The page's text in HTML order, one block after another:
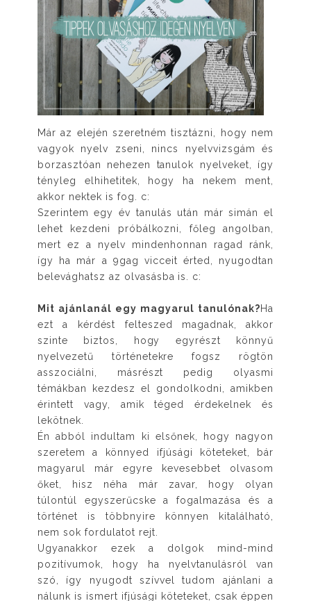
Már az elején szeretném tisztázni, hogy nem
vagyok nyelv zseni, nincs nyelvvizsgám és
borzasztóan nehezen tanulok nyelveket, így
tényleg elhihetitek, hogy ha nekem ment,
akkor nektek is fog. c:
Szerintem egy év tanulás után már simán el
lehet kezdeni próbálkozni, főleg angolban,
mert ez a nyelv mindenhonnan ragad ránk,
így ha már a 9gag vicceit érted, nyugodtan
belevághatsz az olvasásba is. c:
Mit ajánlanál egy magyarul tanulónak?Ha
ezt a kérdést felteszed magadnak, akkor
szinte biztos, hogy egyrészt könnyű
nyelvezetű történetekre fogsz rögtön
asszociálni, másrészt pedig olyasmi
témákban kezdesz el gondolkodni, amikben
érintett vagy, amik téged érdekelnek és
lekötnek.
Én abból indultam ki elsőnek, hogy nagyon
szeretem a könnyed ifjúsági köteteket, bár
magyarul már egyre kevesebbet olvasom
őket, hisz néha már zavar, hogy olyan
túlontúl egyszerűcske a fogalmazása és a
történet is többnyire könnyen kitalálható,
nem sok fordulatot rejt.
Ugyanakkor ezek a dolgok mind-mind
pozitívumok, hogy ha nyelvtanulásról van
szó, így nyugodt szívvel tudom ajánlani a
nálunk is ismert ifjúsági köteteket, csak éppen